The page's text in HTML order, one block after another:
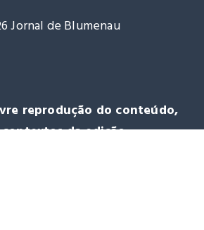
Jornal de Blumenau
reprodução do conteúdo,
da edição.